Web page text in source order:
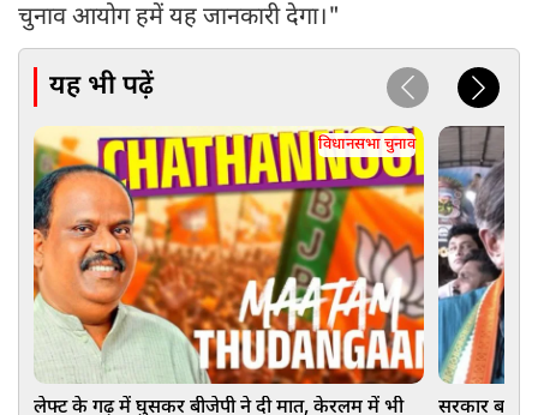
चुनाव आयोग हमें यह जानकारी देगा।"
यह भी पढ़ें
विधानसभा चुनाव
लेफ्ट के गढ़ में घुसकर बीजेपी ने दी मात, केरलम में भी सरकार